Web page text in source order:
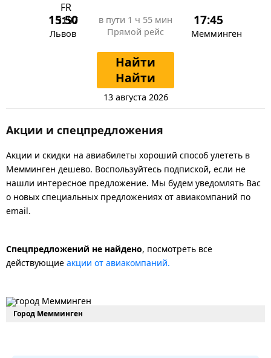
15:50
Львов
в пути 1 ч 55 мин
Прямой рейс
17:45
Мемминген
Найти
Найти
13 августа 2026
Акции и спецпредложения
Акции и скидки на авиабилеты хороший способ улететь в
Мемминген дешево. Воспользуйтесь подпиской, если не
нашли интересное предложение. Мы будем уведомлять Вас
о новых специальных предложениях от авиакомпаний по
email.
Спецпредложений не найдено, посмотреть все
действующие акции от авиакомпаний.
Город Мемминген